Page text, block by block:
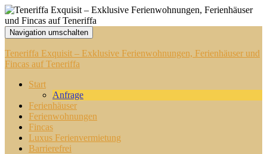
Navigation umschalten
Teneriffa Exquisit – Exklusive Ferienwohnungen, Ferienhäuser und
Fincas auf Teneriffa
Start
Anfrage
Ferienhäuser
Ferienwohnungen
Fincas
Luxus Ferienvermietung
Barrierefrei